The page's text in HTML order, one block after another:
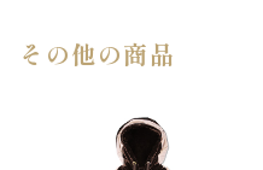
その他の商品